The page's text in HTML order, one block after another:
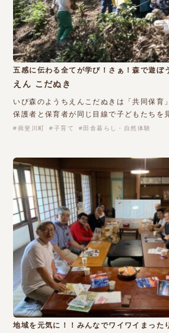
五感に伝わる全てが学び！さぁ！森で遊ぼ
えん こだぬき
いび森のようちえんこだぬきは「共同保育
保護者と保育者が同じ目線で子どもたちを
揖斐川町 子育て 田舎暮らし・自然体験
地域を元気に！！みんなでワイワイまった